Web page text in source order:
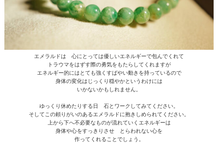
エメラルドは 心にとっては優しいエネルギーで包んでくれて
トラウマをはずす際の勇気をもたらしてくれますが
エネルギー的にはとても強くすばやい動きを持っているので
身体の変化はじっくり穏やかというわけには
いかないかもしれません。
ゆっくり休めたりする日 石とワークしてみてください。
そしてこの頼りがいのあるエメラルドに抱きしめられてください。
上から下へ不必要なものが流れていくエネルギーは
身体や心をすっきりさせ とらわれない心を
作ってくれることでしょう。